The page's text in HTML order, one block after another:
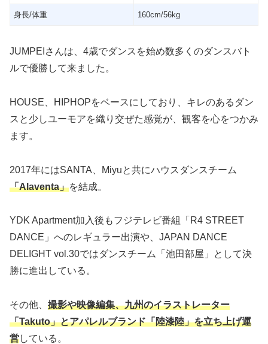
身長/体重 160cm/56kg
JUMPEIさんは、4歳でダンスを始め数多くのダンスバト
ルで優勝して来ました。
HOUSE、HIPHOPをベースにしており、キレのあるダン
スと少しユーモアを織り交ぜた感覚が、観客を心をつかみ
ます。
2017年にはSANTA、Miyuと共にハウスダンスチーム
「Alaventa」を結成。
YDK Apartment加入後もフジテレビ番組「R4 STREET
DANCE」へのレギュラー出演や、JAPAN DANCE
DELIGHT vol.30ではダンスチーム「池田部屋」として決
勝に進出している。
その他、 撮影や映像編集、九州のイラストレーター
「Takuto」とアパレルブランド「陸漆陸」を立ち上げ運
営している。